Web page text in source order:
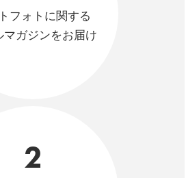
フォトに関する
マガジンをお届け
2